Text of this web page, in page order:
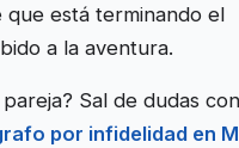
que está terminando el
a la aventura.
Sal de dudas
por infidelidad en